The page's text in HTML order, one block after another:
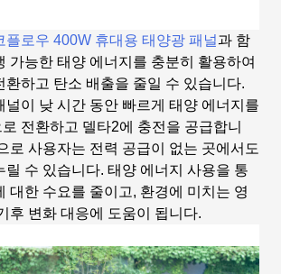
플로우 400W 휴대용 태양광 패널과 함
가능한 태양 에너지를 충분히 활용하여
환하고 탄소 배출을 줄일 수 있습니다.
널이 낮 시간 동안 빠르게 태양 에너지를
전환하고 델타2에 충전을 공급합니
로 사용자는 전력 공급이 없는 곳에서도
릴 수 있습니다. 태양 에너지 사용을 통
대한 수요를 줄이고, 환경에 미치는 영
후 변화 대응에 도움이 됩니다.